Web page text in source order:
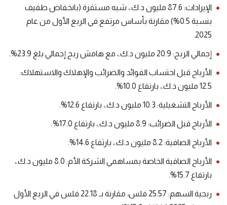
الإيرادات: 87.6 مليون د.ك.، شبه مستقرة (بانخفاض طفيف
بنسبة 0.5%) مقارنة بأساس مرتفع في الربع الأول من عام
2025.
إجمالي الربح: 20.9 مليون د.ك.، مع هامش ربح إجمالي بلغ 23.9%.
الأرباح قبل احتساب الفوائد والضرائب والإهلاك والاستهلاك:
12.5 مليون د.ك.، بارتفاع 10.0%.
الأرباح التشغيلية: 10.3 مليون د.ك.، بارتفاع 12.6%.
الأرباح قبل الضرائب: 8.9 مليون د.ك.، بارتفاع 17.0%.
الأرباح الصافية: 8.2 مليون د.ك.، بارتفاع 14.6%.
الأرباح الصافية الخاصة بمساهمي الشركة الأم: 8.0 مليون د.ك.،
بارتفاع 15.7%.
ربحية السهم: 25.57 فلس، مقارنة بـ 22.18 فلس في الربع الأول